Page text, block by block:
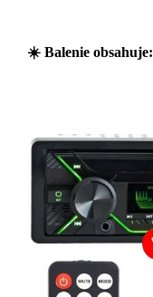
☀️ Balenie obsahuje: